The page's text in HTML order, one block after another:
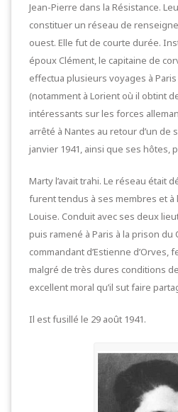
Jean-Pierre dans la Résistance.
constituer un réseau de
ouest. Elle fut de courte durée.
époux Clément, le capitaine de
effectua plusieurs voyages à
(notamment à Lorient où il obtint
intéressants sur les forces
arrêté à Nantes au retour d’un de
janvier 1941, ainsi que ses hôtes,
Marty l’avait trahi. Le réseau était
furent tendus à ses membres et à
Louise. Conduit avec ses deux
puis ramené à Paris à la prison du
commandant d’Estienne
malgré de très dures conditions
excellent moral qu’il sut faire
Il est fusillé le 29 août 1941.